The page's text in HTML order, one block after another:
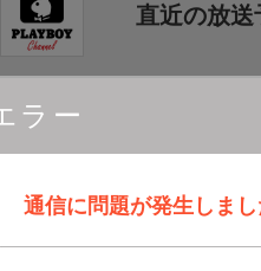
ラー
通信に問題が発生しま
直近の放